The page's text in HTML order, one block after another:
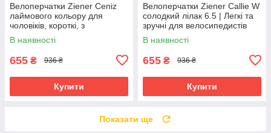
Велоперчатки Ziener Ceniz
лаймового кольору для
чоловіків, короткі, з
амортизуючими вставками та
гелевими подушечками
В наявності
655 ₴ 936 ₴
Купити
Велоперчатки Ziener Callie W
солодкий лілак 6.5 | Легкі та
зручні для велосипедистів
В наявності
655 ₴ 936 ₴
Купити
Показати ще